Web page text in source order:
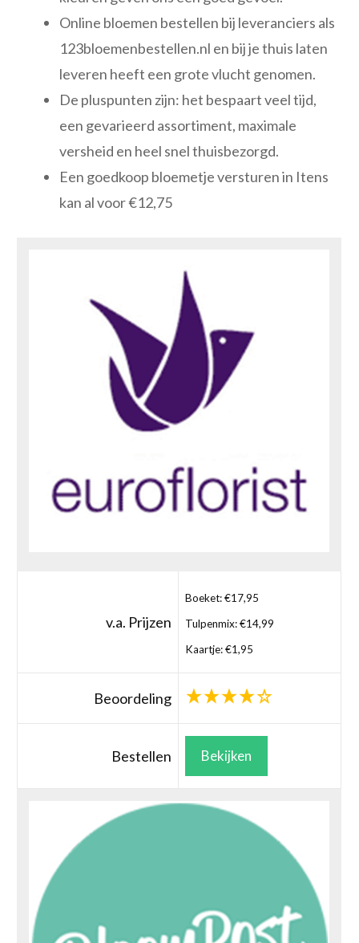
Online bloemen bestellen bij leveranciers als
123bloemenbestellen.nl en bij je thuis laten
leveren heeft een grote vlucht genomen.
De pluspunten zijn: het bespaart veel tijd,
een gevarieerd assortiment, maximale
versheid en heel snel thuisbezorgd.
Een goedkoop bloemetje versturen in Itens
kan al voor €12,75
v.a. Prijzen
Boeket: €17,95
Tulpenmix: €14,99
Kaartje: €1,95
Beoordeling
Bestellen Bekijken